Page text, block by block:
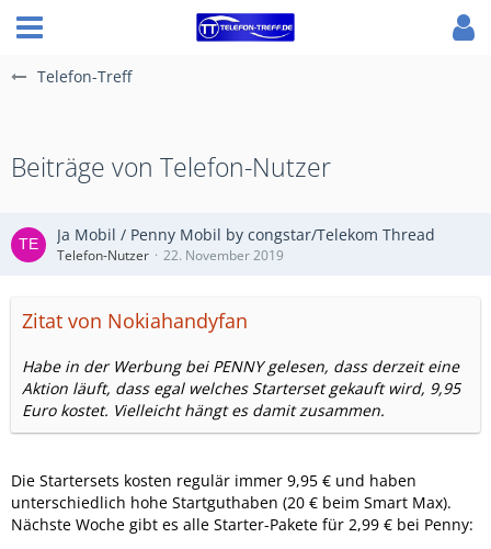
Telefon-Treff
Beiträge von Telefon-Nutzer
Ja Mobil / Penny Mobil by congstar/Telekom Thread
Telefon-Nutzer 22. November 2019
Zitat von Nokiahandyfan
Habe in der Werbung bei PENNY gelesen, dass derzeit eine
Aktion läuft, dass egal welches Starterset gekauft wird, 9,95
Euro kostet. Vielleicht hängt es damit zusammen.
Die Startersets kosten regulär immer 9,95 € und haben
unterschiedlich hohe Startguthaben (20 € beim Smart Max).
Nächste Woche gibt es alle Starter-Pakete für 2,99 € bei Penny: